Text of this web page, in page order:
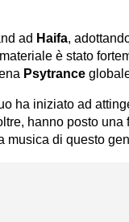
ad Haifa,
è stato
Psytrance
ha iniziato ad
hanno posto una
musica di questo